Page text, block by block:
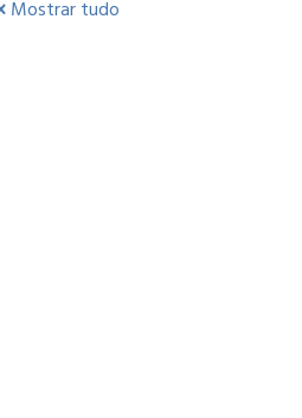
Mostrar tudo